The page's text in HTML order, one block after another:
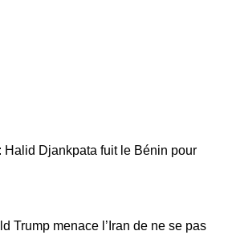
Halid Djankpata fuit le Bénin pour
Trump menace l’Iran de ne se pas